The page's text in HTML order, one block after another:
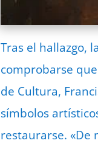
Tras el hallazgo,
comprobarse
de Cultura,
símbolos
restaurarse. «De